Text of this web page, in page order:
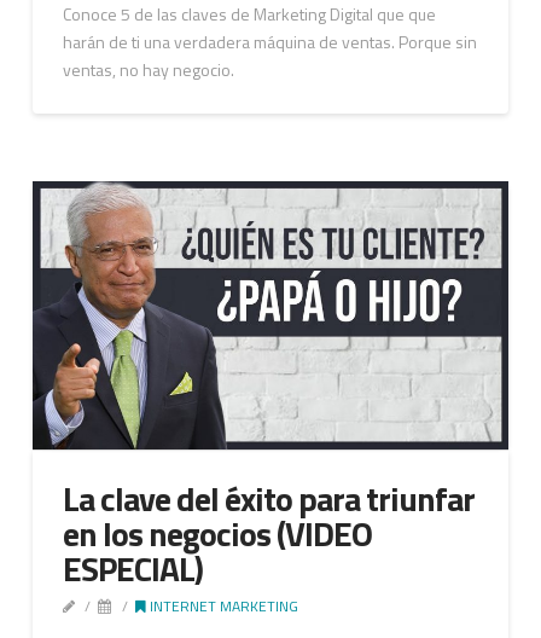
Conoce 5 de las claves de Marketing Digital que que
harán de ti una verdadera máquina de ventas. Porque sin
ventas, no hay negocio.
La clave del éxito para triunfar
en los negocios (VIDEO
ESPECIAL)
INTERNET MARKETING